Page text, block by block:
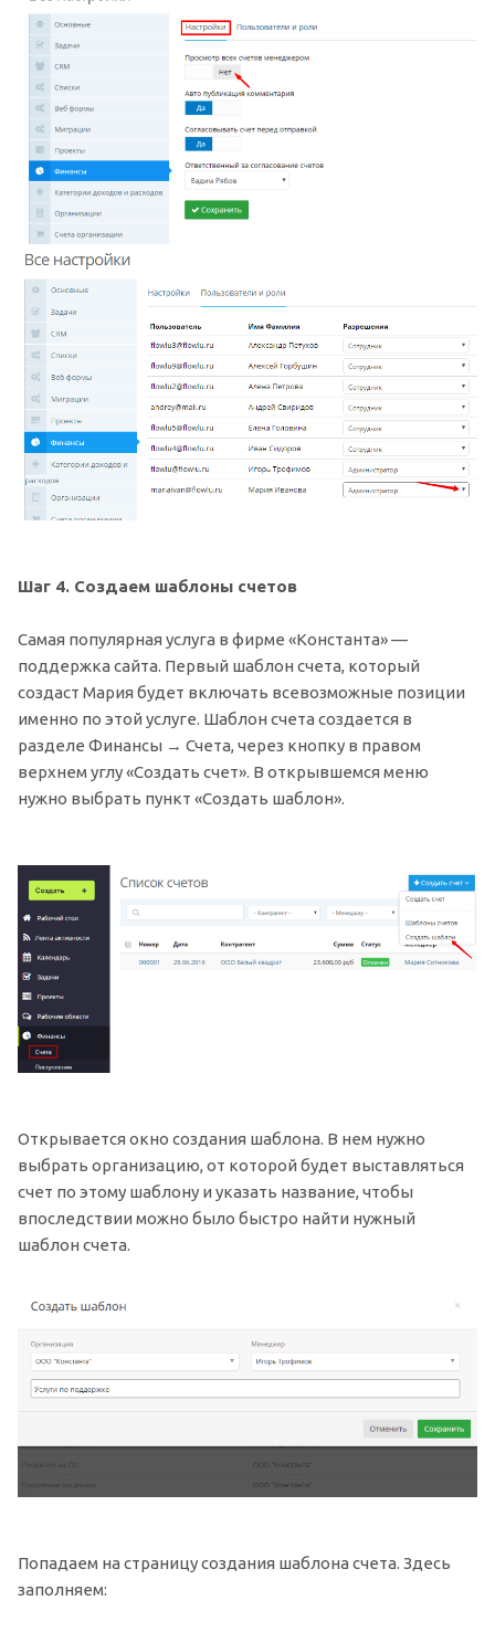
Шаг 4. Создаем шаблоны счетов
Самая популярная услуга в фирме «Константа» —
поддержка сайта. Первый шаблон счета, который
создаст Мария будет включать всевозможные позиции
именно по этой услуге. Шаблон счета создается в
разделе Финансы → Счета, через кнопку в правом
верхнем углу «Создать счет». В открывшемся меню
нужно выбрать пункт «Создать шаблон».
Открывается окно создания шаблона. В нем нужно
выбрать организацию, от которой будет выставляться
счет по этому шаблону и указать название, чтобы
впоследствии можно было быстро найти нужный
шаблон счета.
Попадаем на страницу создания шаблона счета. Здесь
заполняем: